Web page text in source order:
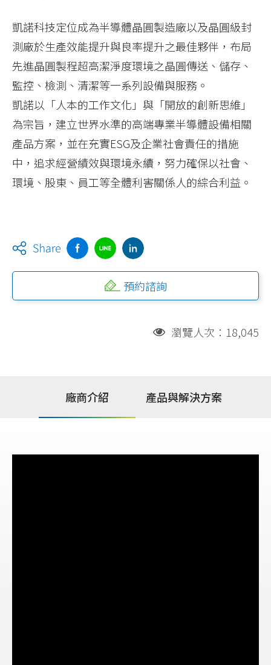
凱諾科技定位成為半導體晶圓製造廠以及晶圓級封
測廠於生產效能提升與良率提升之最佳夥伴，布局
先進晶圓製程超高潔淨度環境之晶圓傳送、儲存、
監控、檢測、清潔等一系列設備與服務。
凱諾以「人本的工作文化」與「開放的創新思維」
為宗旨，建立世界水準的高端專業半導體設備相關
產品方案，並在充實ESG及企業社會責任的措施
中，追求經營績效與環境永續，努力確保以社會、
環境、股東、員工等全體利害關係人的綜合利益。
預約諮詢
瀏覽人次：18,045
廠商介紹 產品與解決方案